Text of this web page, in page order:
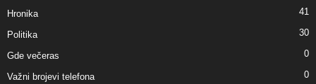
Hronika 41
Politika 30
Gde večeras 0
Važni brojevi telefona 0